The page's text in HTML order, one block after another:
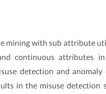
with sub attribute
continuous
detection and
in the misuse